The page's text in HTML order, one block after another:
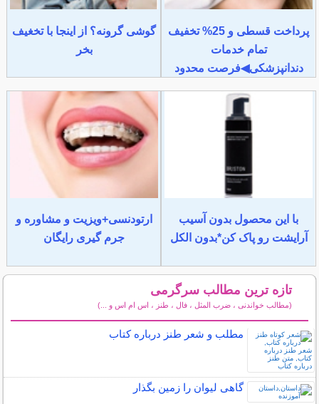
پرداخت قسطی و 25% تخفیف
تمام خدمات
دندانپزشکی◀فرصت محدود
گوشی گرونه؟ از اینجا با تخغیف
بخر
با این محصول بدون آسیب
آرایشت رو پاک کن*بدون الکل
ارتودنسی+ویزیت و مشاوره و
جرم گیری رایگان
تازه ترین مطالب سرگرمی
(مطالب خواندنی ، ضرب المثل ، فال ، طنز ، اس ام اس و ...)
مطلب و شعر طنز درباره کتاب
گاهی ليوان را زمين بگذار